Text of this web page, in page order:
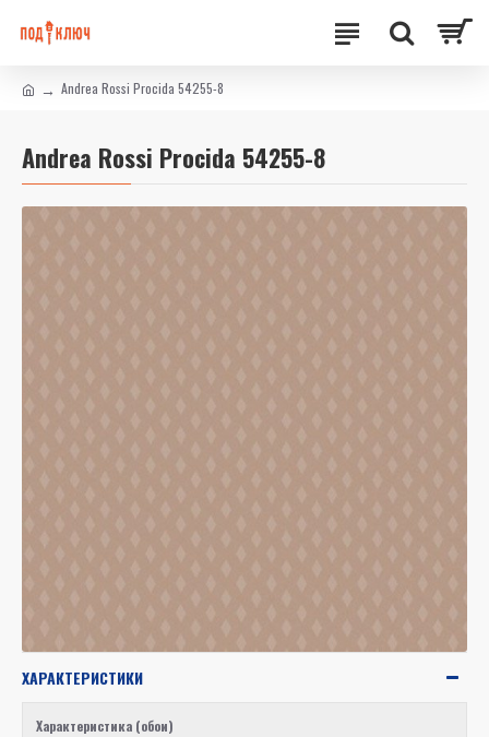
Andrea Rossi Procida 54255-8
Andrea Rossi Procida 54255-8
ХАРАКТЕРИСТИКИ
Характеристика (обои)